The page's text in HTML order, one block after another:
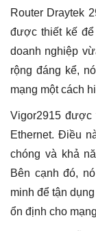
Bằng
Tải
120
User
số
lượng
Router Draytek
được thiết kế
doanh nghiệp
rộng đáng kể,
mạng một cách
Vigor2915 được
Ethernet. Điều
chóng và khả
Bên cạnh đó,
minh để tận
ổn định cho